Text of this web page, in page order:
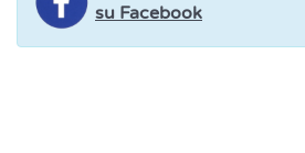
su Facebook